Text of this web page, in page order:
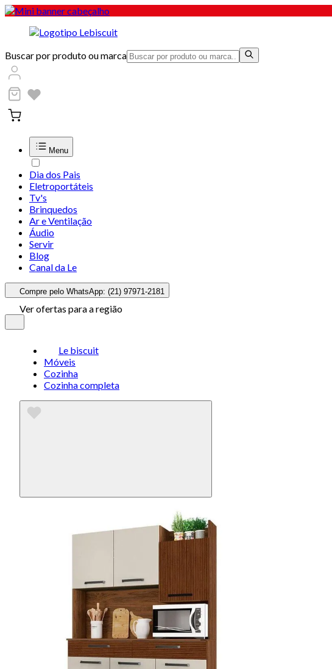
Buscar por produto ou marca
Menu
Dia dos Pais
Eletroportáteis
Tv's
Brinquedos
Ar e Ventilação
Áudio
Servir
Blog
Canal da Le
Compre pelo WhatsApp: (21) 97971-2181
Ver ofertas para a região
Le biscuit
Móveis
Cozinha
Cozinha completa